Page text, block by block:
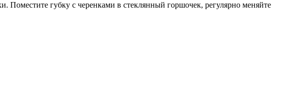
губку с черенками в стеклянный горшочек, регулярно меняйте